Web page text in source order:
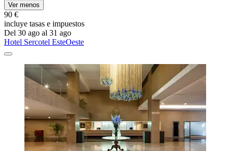
Ver menos
90 €
incluye tasas e impuestos
Del 30 ago al 31 ago
Hotel Sercotel EsteOeste